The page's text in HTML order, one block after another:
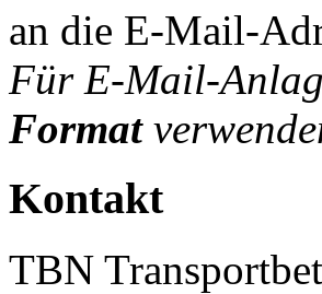
an die E-Mail-
Für E-Mail-
Format
Kontakt
TBN